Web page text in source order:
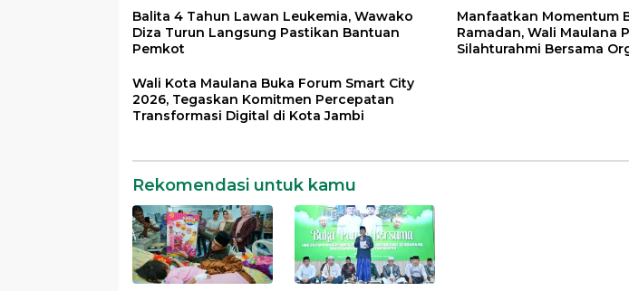
Balita 4 Tahun Lawan Leukemia, Wawako
Diza Turun Langsung Pastikan Bantuan
Pemkot
Manfaatkan Momentum
Ramadan, Wali Maulana
Silahturahmi Bersama
Wali Kota Maulana Buka Forum Smart City
2026, Tegaskan Komitmen Percepatan
Transformasi Digital di Kota Jambi
Rekomendasi untuk kamu